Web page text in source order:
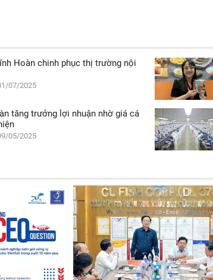
Hoàn chinh phục thị trường nội
07/2025
tăng trưởng lợi nhuận nhờ giá cá
05/2025